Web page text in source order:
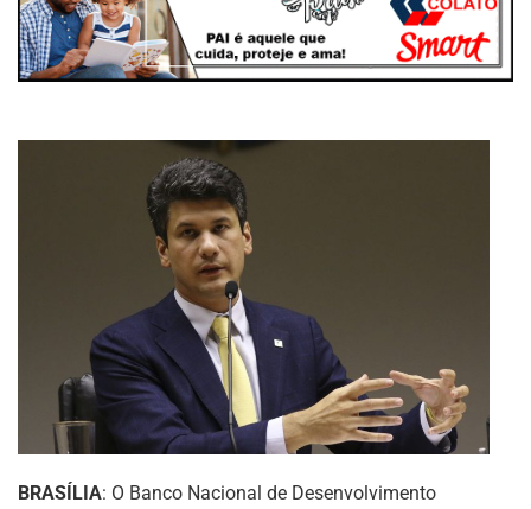
BRASÍLIA: O Banco Nacional de Desenvolvimento